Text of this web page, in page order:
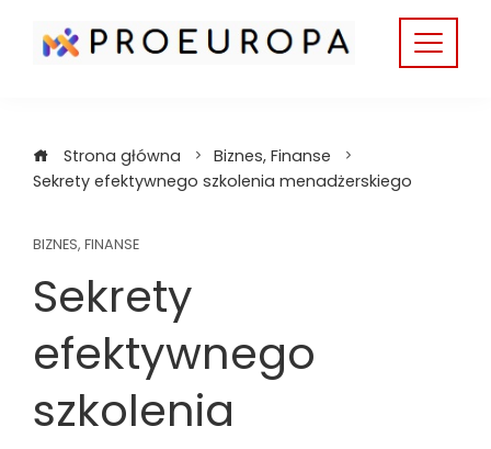
Strona główna
Biznes, Finanse
Sekrety efektywnego szkolenia menadżerskiego
BIZNES, FINANSE
Sekrety
efektywnego
szkolenia